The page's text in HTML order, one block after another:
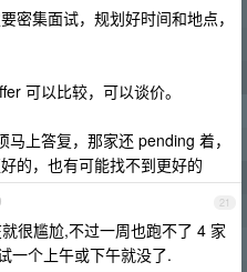
密集面试，规划好时间和地点，
可以比较，可以谈价。
上答复，那家还 pending 着，
的，也有可能找不到更好的
21
很尴尬,不过一周也跑不了 4 家
一个上午或下午就没了.